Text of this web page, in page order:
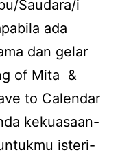
Saudara/i
ada
dan gelar
of Mita &
to Calendar
kekuasaan-
isteri-